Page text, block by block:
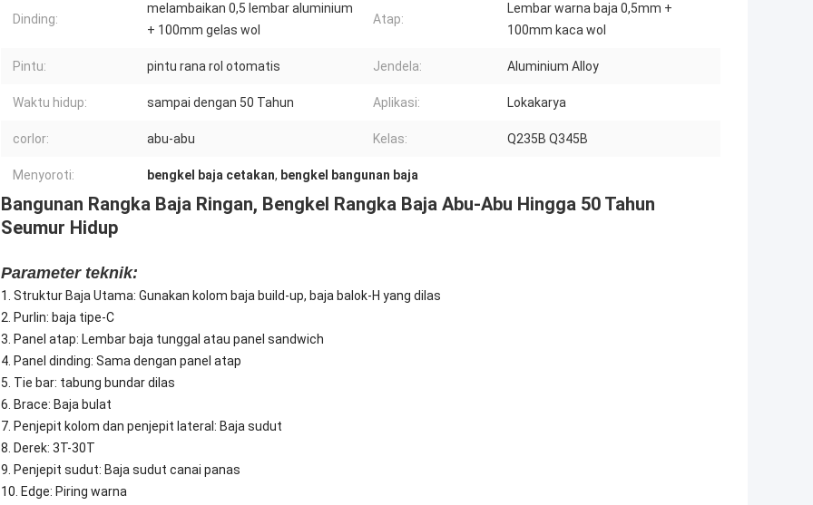
Dinding:
melambaikan 0,5 lembar aluminium
+ 100mm gelas wol
Atap:
Lembar warna baja 0,5mm +
100mm kaca wol
Pintu: pintu rana rol otomatis Jendela: Aluminium Alloy
Waktu hidup: sampai dengan 50 Tahun Aplikasi: Lokakarya
corlor: abu-abu Kelas: Q235B Q345B
Menyoroti: bengkel baja cetakan, bengkel bangunan baja
Bangunan Rangka Baja Ringan, Bengkel Rangka Baja Abu-Abu Hingga 50 Tahun
Seumur Hidup
Parameter teknik:
1. Struktur Baja Utama: Gunakan kolom baja build-up, baja balok-H yang dilas
2. Purlin: baja tipe-C
3. Panel atap: Lembar baja tunggal atau panel sandwich
4. Panel dinding: Sama dengan panel atap
5. Tie bar: tabung bundar dilas
6. Brace: Baja bulat
7. Penjepit kolom dan penjepit lateral: Baja sudut
8. Derek: 3T-30T
9. Penjepit sudut: Baja sudut canai panas
10. Edge: Piring warna